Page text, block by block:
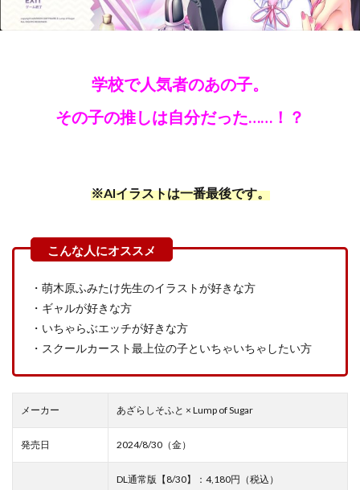
学校で人気者のあの子。
その子の推しは自分だった……！？
※AIイラストは一番最後です。
・萌木原ふみたけ先生のイラストが好きな方
・ギャルが好きな方
・いちゃらぶエッチが好きな方
・スクールカースト最上位の子といちゃいちゃしたい方
メーカー あざらしそふと × Lump of Sugar
発売日 2024/8/30（金）
DL通常版【8/30】：4,180円（税込）